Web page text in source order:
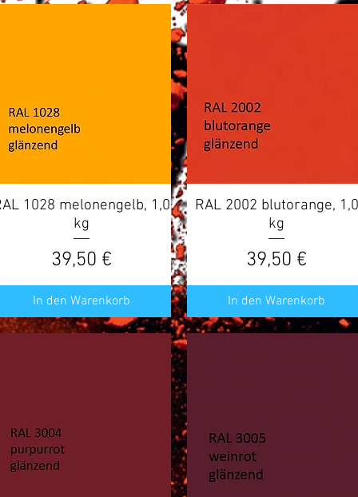
a
Schnellansicht
1028 melonengelb, 1,0
kg
Preis
39,50 €
In den Warenkorb
Schnellansicht
RAL 2002 blutorange, 1,0
kg
Preis
39,50 €
In den Warenkorb